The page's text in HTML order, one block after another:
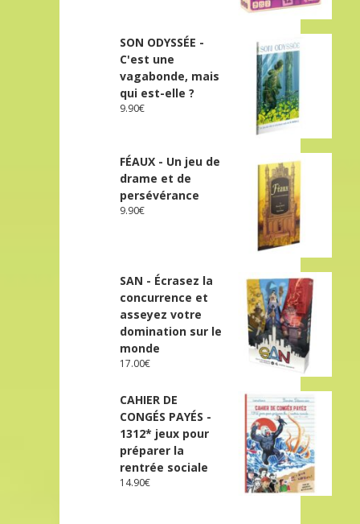
SON ODYSSÉE -
C'est une
vagabonde, mais
qui est-elle ?
9.90€
FÉAUX - Un jeu de
drame et de
persévérance
9.90€
SAN - Écrasez la
concurrence et
asseyez votre
domination sur le
monde
17.00€
CAHIER DE
CONGÉS PAYÉS -
1312* jeux pour
préparer la
rentrée sociale
14.90€